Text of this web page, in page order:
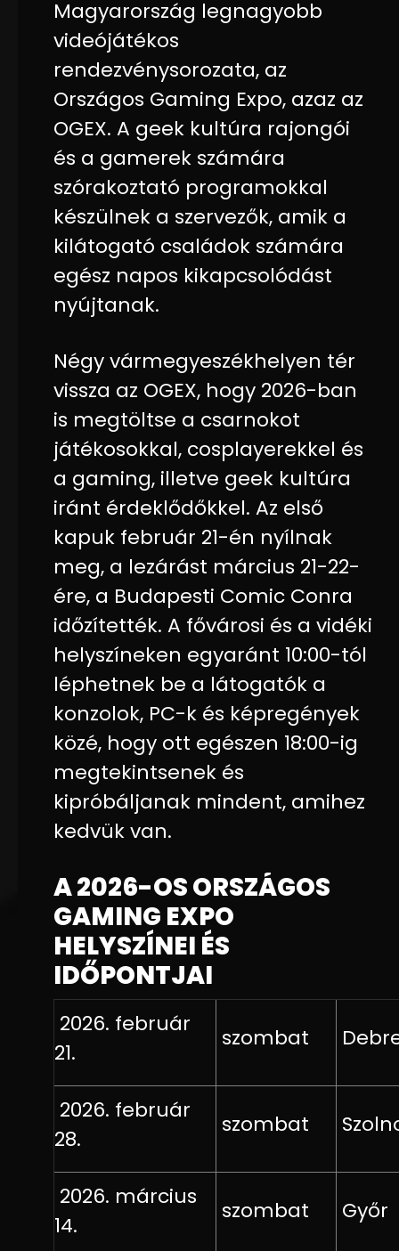
Magyarország legnagyobb
videójátékos
rendezvénysorozata, az
Országos Gaming Expo, azaz az
OGEX. A geek kultúra rajongói
és a gamerek számára
szórakoztató programokkal
készülnek a szervezők, amik a
kilátogató családok számára
egész napos kikapcsolódást
nyújtanak.
Négy vármegyeszékhelyen tér
vissza az OGEX, hogy 2026-ban
is megtöltse a csarnokot
játékosokkal, cosplayerekkel és
a gaming, illetve geek kultúra
iránt érdeklődőkkel. Az első
kapuk február 21-én nyílnak
meg, a lezárást március 21-22-
ére, a Budapesti Comic Conra
időzítették. A fővárosi és a vidéki
helyszíneken egyaránt 10:00-tól
léphetnek be a látogatók a
konzolok, PC-k és képregények
közé, hogy ott egészen 18:00-ig
megtekintsenek és
kipróbáljanak mindent, amihez
kedvük van.
A 2026-OS ORSZÁGOS
GAMING EXPO
HELYSZÍNEI ÉS
IDŐPONTJAI
2026. február
21.
szombat
2026. február
28.
szombat
2026. március
14.
szombat Győr